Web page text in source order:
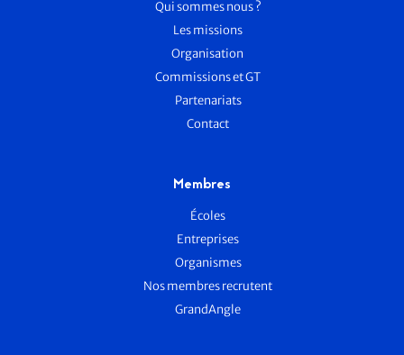
Qui sommes nous ?
Les missions
Organisation
Commissions et GT
Partenariats
Contact
Membres
Écoles
Entreprises
Organismes
Nos membres recrutent
GrandAngle